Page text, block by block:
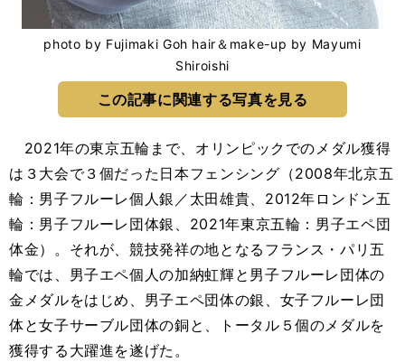
photo by Fujimaki Goh hair＆make-up by Mayumi
Shiroishi
この記事に関連する写真を見る
2021年の東京五輪まで、オリンピックでのメダル獲得
は３大会で３個だった日本フェンシング（2008年北京五
輪：男子フルーレ個人銀／太田雄貴、2012年ロンドン五
輪：男子フルーレ団体銀、2021年東京五輪：男子エペ団
体金）。それが、競技発祥の地となるフランス・パリ五
輪では、男子エペ個人の加納虹輝と男子フルーレ団体の
金メダルをはじめ、男子エペ団体の銀、女子フルーレ団
体と女子サーブル団体の銅と、トータル５個のメダルを
獲得する大躍進を遂げた。